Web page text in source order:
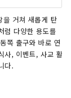
을 거쳐 새롭게 탄
럼 다양한 용도를
쪽 출구와 바로 연
사, 이벤트, 사교 활
다.